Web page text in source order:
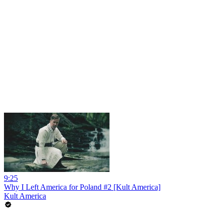
9:25
Why I Left America for Poland #2 [Kult America]
Kult America